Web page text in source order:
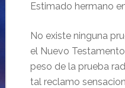
Estimado hermano
No existe ninguna
el Nuevo
peso de la prueba
tal reclamo